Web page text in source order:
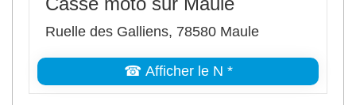
Ruelle des Galliens, 78580 Maule
☎ Afficher le N *